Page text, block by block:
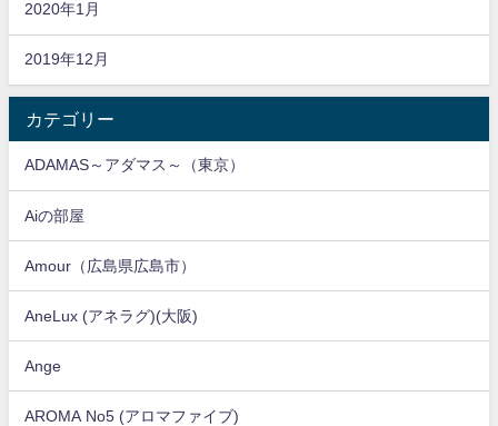
2020年1月
2019年12月
カテゴリー
ADAMAS～アダマス～（東京）
Aiの部屋
Amour（広島県広島市）
AneLux (アネラグ)(大阪)
Ange
AROMA No5 (アロマファイブ)